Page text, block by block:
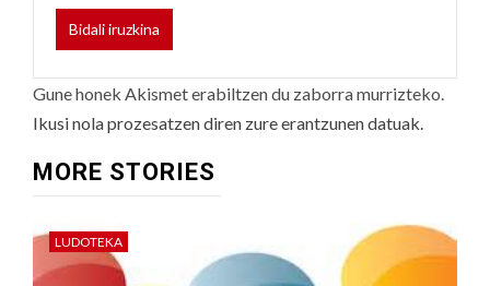
Gune honek Akismet erabiltzen du zaborra murrizteko.
Ikusi nola prozesatzen diren zure erantzunen datuak.
MORE STORIES
LUDOTEKA